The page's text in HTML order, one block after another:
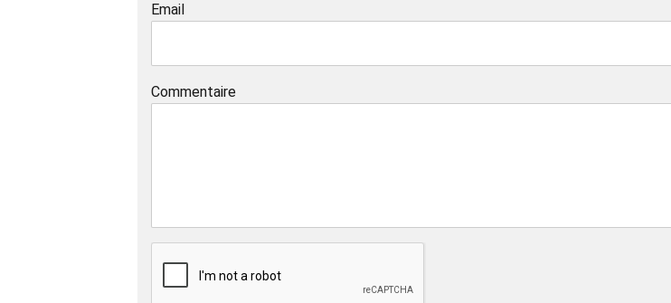
Email
Commentaire